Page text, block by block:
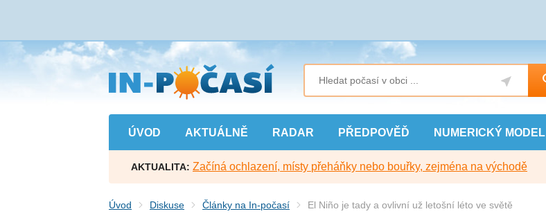
Přejít
na
hlavní
obsah
ÚVOD AKTUÁLNĚ RADAR PŘEDPOVĚĎ NUMERICKÝ MODEL
AKTUALITA: Začíná ochlazení, místy přeháňky nebo bouřky, zejména na východě
Úvod Diskuse Články na In-počasí El Niño je tady a ovlivní už letošní léto ve světě